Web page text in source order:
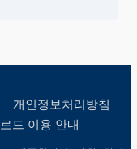
개인정보처리방침
드 이용 안내